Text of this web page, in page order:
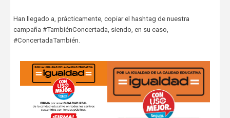
Han llegado a, prácticamente, copiar el hashtag de nuestra
campaña #TambiénConcertada, siendo, en su caso,
#ConcertadaTambién.